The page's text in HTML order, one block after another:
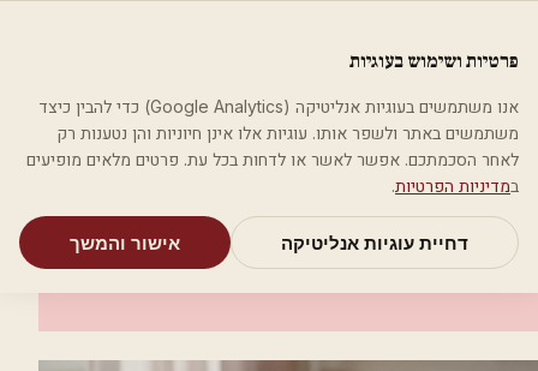
מאמריםקטגוריותחיפושאודות
בית קטגוריות אסתטיקה רפואית ד"ר מסארוה בהאא
אסתטיקה רפואית
ד"ר מסארוה בהאא
פרטיות ושימוש בעוגיות
אנו משתמשים בעוגיות אנליטיקה (Google Analytics) כדי להבין כיצד
משתמשים באתר ולשפר אותו. עוגיות אלו אינן חיוניות והן נטענות רק
לאחר הסכמתכם. אפשר לאשר או לדחות בכל עת. פרטים מלאים מופיעים
במדיניות הפרטיות.
דחיית עוגיות אנליטיקה אישור והמשך